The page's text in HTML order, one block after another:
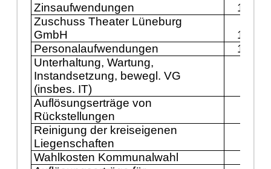
Zinsaufwendungen
Zuschuss Theater Lüneburg
GmbH
Personalaufwendungen
Unterhaltung, Wartung,
Instandsetzung, bewegl. VG
(insbes. IT)
Auflösungserträge von
Rückstellungen
Reinigung der kreiseigenen
Liegenschaften
Wahlkosten Kommunalwahl